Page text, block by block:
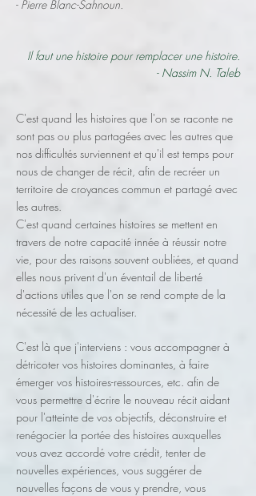
- Pierre Blanc-Sahnoun.
Il faut une histoire pour remplacer une histoire.
- Nassim N. Taleb
C'est quand les histoires que l'on se raconte ne
sont pas ou plus partagées avec les autres que
nos difficultés surviennent et qu'il est temps pour
nous de changer de récit, afin de recréer un
territoire de croyances commun et partagé avec
les autres.
C'est quand certaines histoires se mettent en
travers de notre capacité innée à réussir notre
vie, pour des raisons souvent oubliées, et quand
elles nous privent d'un éventail de liberté
d'actions utiles que l'on se rend compte de la
nécessité de les actualiser.
C'est là que j'interviens : vous accompagner à
détricoter vos histoires dominantes, à faire
émerger vos histoires-ressources, etc. afin de
vous permettre d'écrire le nouveau récit aidant
pour l'atteinte de vos objectifs, déconstruire et
renégocier la portée des histoires auxquelles
vous avez accordé votre crédit, tenter de
nouvelles expériences, vous suggérer de
nouvelles façons de vous y prendre, vous